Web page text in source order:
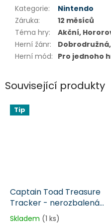
Kategorie:
Nintendo
Záruka:
12 měsíců
Téma hry:
Akční,
Herní žánr:
Herní mód: Pro jednoho
Související produkty
Tip
Captain Toad Treasure
Tracker - nerozbalená
(Wii U)
Skladem (1 ks)